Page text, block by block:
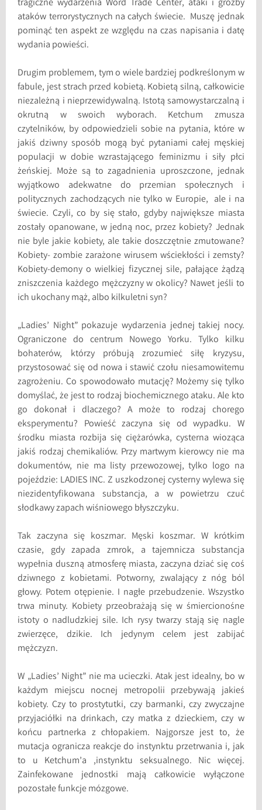
tragiczne wydarzenia Word Trade Center, ataki i groźby
ataków terrorystycznych na całych świecie. Muszę jednak
pominąć ten aspekt ze względu na czas napisania i datę
wydania powieści.
Drugim problemem, tym o wiele bardziej podkreślonym w
fabule, jest strach przed kobietą. Kobietą silną, całkowicie
niezależną i nieprzewidywalną. Istotą samowystarczalną i
okrutną w swoich wyborach. Ketchum zmusza
czytelników, by odpowiedzieli sobie na pytania, które w
jakiś dziwny sposób mogą być pytaniami całej męskiej
populacji w dobie wzrastającego feminizmu i siły płci
żeńskiej. Może są to zagadnienia uproszczone, jednak
wyjątkowo adekwatne do przemian społecznych i
politycznych zachodzących nie tylko w Europie, ale i na
świecie. Czyli, co by się stało, gdyby największe miasta
zostały opanowane, w jedną noc, przez kobiety? Jednak
nie byle jakie kobiety, ale takie doszczętnie zmutowane?
Kobiety- zombie zarażone wirusem wściekłości i zemsty?
Kobiety-demony o wielkiej fizycznej sile, pałające żądzą
zniszczenia każdego mężczyzny w okolicy? Nawet jeśli to
ich ukochany mąż, albo kilkuletni syn?
„Ladies’ Night” pokazuje wydarzenia jednej takiej nocy.
Ograniczone do centrum Nowego Yorku. Tylko kilku
bohaterów, którzy próbują zrozumieć siłę kryzysu,
przystosować się od nowa i stawić czołu niesamowitemu
zagrożeniu. Co spowodowało mutację? Możemy się tylko
domyślać, że jest to rodzaj biochemicznego ataku. Ale kto
go dokonał i dlaczego? A może to rodzaj chorego
eksperymentu? Powieść zaczyna się od wypadku. W
środku miasta rozbija się ciężarówka, cysterna wioząca
jakiś rodzaj chemikaliów. Przy martwym kierowcy nie ma
dokumentów, nie ma listy przewozowej, tylko logo na
pojeździe: LADIES INC. Z uszkodzonej cysterny wylewa się
niezidentyfikowana substancja, a w powietrzu czuć
słodkawy zapach wiśniowego błyszczyku.
Tak zaczyna się koszmar. Męski koszmar. W krótkim
czasie, gdy zapada zmrok, a tajemnicza substancja
wypełnia duszną atmosferę miasta, zaczyna dziać się coś
dziwnego z kobietami. Potworny, zwalający z nóg ból
głowy. Potem otępienie. I nagłe przebudzenie. Wszystko
trwa minuty. Kobiety przeobrażają się w śmiercionośne
istoty o nadludzkiej sile. Ich rysy twarzy stają się nagle
zwierzęce, dzikie. Ich jedynym celem jest zabijać
mężczyzn.
W „Ladies’ Night” nie ma ucieczki. Atak jest idealny, bo w
każdym miejscu nocnej metropolii przebywają jakieś
kobiety. Czy to prostytutki, czy barmanki, czy zwyczajne
przyjaciółki na drinkach, czy matka z dzieckiem, czy w
końcu partnerka z chłopakiem. Najgorsze jest to, że
mutacja ogranicza reakcje do instynktu przetrwania i, jak
to u Ketchum’a ,instynktu seksualnego. Nic więcej.
Zainfekowane jednostki mają całkowicie wyłączone
pozostałe funkcje mózgowe.